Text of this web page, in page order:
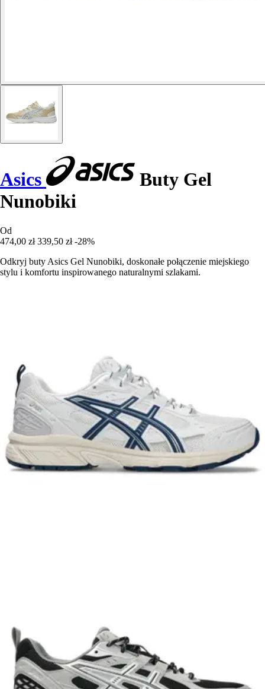
Asics
Buty Gel
Nunobiki
Od
474,00 zł 339,50 zł -28%
Odkryj buty Asics Gel Nunobiki, doskonałe połączenie miejskiego
stylu i komfortu inspirowanego naturalnymi szlakami.